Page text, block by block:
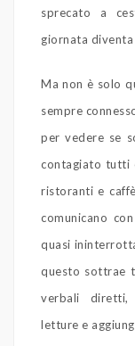
sprecato a
giornata
Ma non è solo
sempre
per vedere se
contagiato tutti
ristoranti e
comunicano
quasi
questo sottrae
verbali diretti,
letture e